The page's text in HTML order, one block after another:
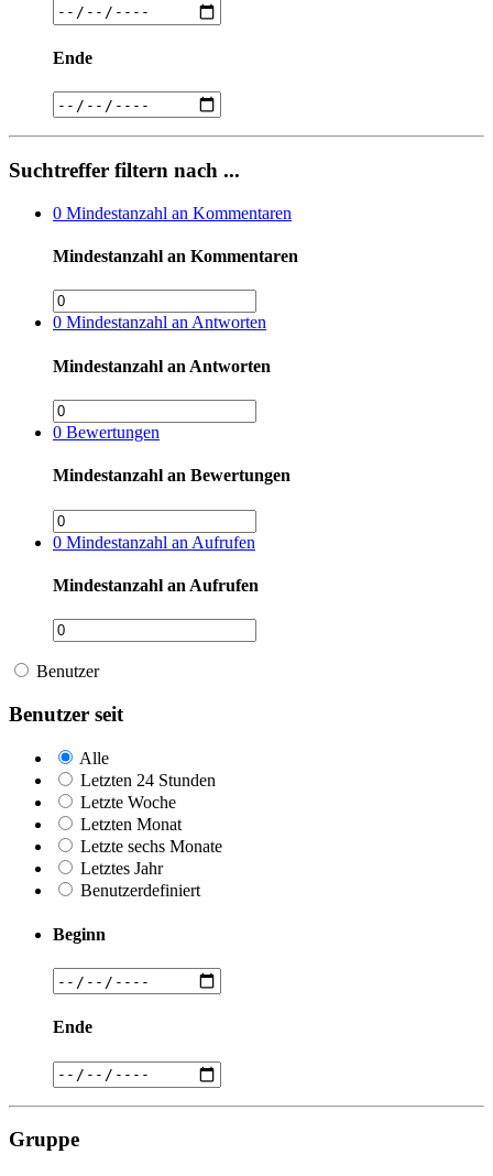
Ende
Suchtreffer filtern nach ...
0 Mindestanzahl an Kommentaren
Mindestanzahl an Kommentaren
0 Mindestanzahl an Antworten
Mindestanzahl an Antworten
0 Bewertungen
Mindestanzahl an Bewertungen
0 Mindestanzahl an Aufrufen
Mindestanzahl an Aufrufen
Benutzer
Benutzer seit
Alle
Letzten 24 Stunden
Letzte Woche
Letzten Monat
Letzte sechs Monate
Letztes Jahr
Benutzerdefiniert
Beginn
Ende
Gruppe